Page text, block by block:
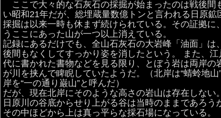
ここで大々的な石灰石の採掘が始まったのは戦後間
い昭和21年だが、総埋蔵量数億トンと言われる日原鉱
採掘は以来一時も休まず続けられている。その証拠に
うここにあった山が一つ以上消えている。
記録にあるだけでも、全山石灰石の大岩峰「油面」は
後間もなくしてすっかり姿を消したという。 また、江
代に書かれた書物などを見る限り、とぼう岩は両岸の
が川を挟んで睥睨していたようだ。（北岸は“蜻蛉地山
岸を“一の通り巌山”と呼んだ）
だが、現在北岸にそのような高さの岩山は存在しない
日原川の谷底からせり上がる谷は当時のままであろう
その中ほどから上は真っ平らな採石場になっている。